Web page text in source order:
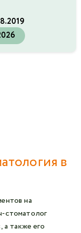
в
на
стоматолог
а также его